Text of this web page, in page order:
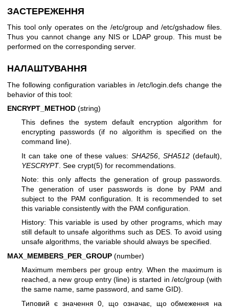
ЗАСТЕРЕЖЕННЯ
This tool only operates on the /etc/group and /etc/gshadow files.
Thus you cannot change any NIS or LDAP group. This must be
performed on the corresponding server.
НАЛАШТУВАННЯ
The following configuration variables in /etc/login.defs change the
behavior of this tool:
ENCRYPT_METHOD (string)
This defines the system default encryption algorithm for
encrypting passwords (if no algorithm is specified on the
command line).
It can take one of these values:SHA256 ,SHA512 (default),
YESCRYPT. See crypt(5) for recommendations.
Note: this only affects the generation of group passwords.
The generation of user passwords is done by PAM and
subject to the PAM configuration. It is recommended to set
this variable consistently with the PAM configuration.
History: This variable is used by other programs, which may
still default to unsafe algorithms such as DES. To avoid using
unsafe algorithms, the variable should always be specified.
MAX_MEMBERS_PER_GROUP (number)
Maximum members per group entry. When the maximum is
reached, a new group entry (line) is started in /etc/group (with
the same name, same password, and same GID).
Типовий є значення 0, що означає, що обмеження на